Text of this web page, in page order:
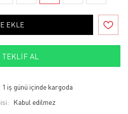
EKLE
TEKLIF AL
1 iş günü içinde kargoda